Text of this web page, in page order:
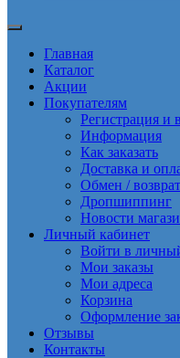
Главная
Каталог
Акции
Покупателям
Регистрация и
Информация
Как заказать
Доставка и
Обмен /
Дропшиппинг
Новости
Личный кабинет
Войти в
Мои заказы
Мои адреса
Корзина
Оформление
Отзывы
Контакты